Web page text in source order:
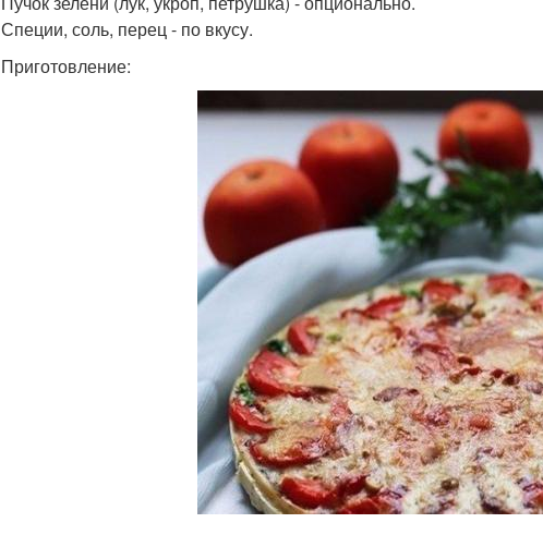
Специи, соль, перец - по вкусу.
Приготовление: